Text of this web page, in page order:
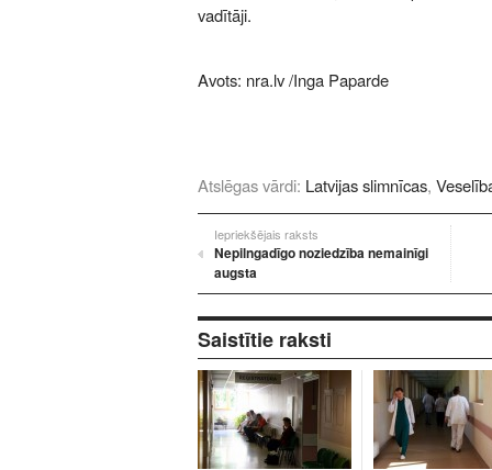
vadītāji.
Avots: nra.lv/Inga Paparde
Atslēgas vārdi: Latvijas slimnīcas,
Iepriekšējais raksts
Nepilngadīgo noziedzība nemainīgi
augsta
Saistītie raksti